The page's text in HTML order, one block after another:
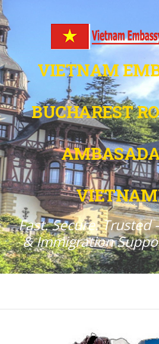
VIETNAM
BUCHAREST
Fast. Secure. Trusted
& Immigration